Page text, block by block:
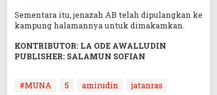
Sementara itu, jenazah AB telah dipulangkan ke
kampung halamannya untuk dimakamkan.
KONTRIBUTOR: LA ODE AWALLUDIN
PUBLISHER: SALAMUN SOFIAN
#MUNA 5 amirudin
jatanras